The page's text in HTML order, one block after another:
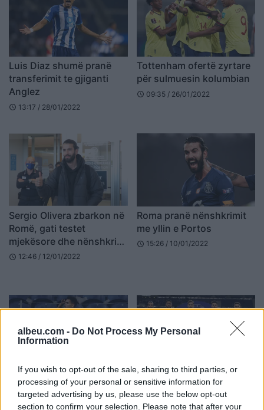
albeu.com - Do Not Process My Personal
Information
If you wish to opt-out of the sale, sharing to third parties, or
processing of your personal or sensitive information for
targeted advertising by us, please use the below opt-out
section to confirm your selection. Please note that after your
Luis Diaz shumë pranë
transferimit te gjiganti
Anglez
schedule 13:17 / 28/01/2022
Tottenham ofertë zyrtare
për sulmuesin kolumbian
schedule 09:35 / 26/01/2022
Sergio Olivera zbarkon në
Romë, gati testet
mjekësore dhe nënshkrimi
me skuadrën e Mourinhos
schedule 12:46 / 12/01/2022
Roma pranë nënshkrimit
me yllin e Portos
schedule 15:26 / 10/01/2022
Liverpooli bën gati 67
milion euro për yllin e
Portos
Ndodh në Portugali: Porto
paguan magjistar për t’i
sjellur fat për titullin